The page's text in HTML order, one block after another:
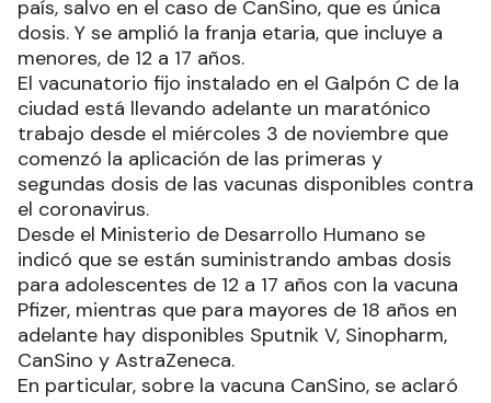
país, salvo en el caso de CanSino, que es única
dosis. Y se amplió la franja etaria, que incluye a
menores, de 12 a 17 años.
El vacunatorio fijo instalado en el Galpón C de la
ciudad está llevando adelante un maratónico
trabajo desde el miércoles 3 de noviembre que
comenzó la aplicación de las primeras y
segundas dosis de las vacunas disponibles contra
el coronavirus.
Desde el Ministerio de Desarrollo Humano se
indicó que se están suministrando ambas dosis
para adolescentes de 12 a 17 años con la vacuna
Pfizer, mientras que para mayores de 18 años en
adelante hay disponibles Sputnik V, Sinopharm,
CanSino y AstraZeneca.
En particular, sobre la vacuna CanSino, se aclaró